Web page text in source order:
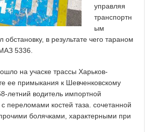
управляя
транспортн
ым
в результате чего тараном
5336.
на учаске трассы Харьков-
ее примыкания к Шевченковскому
летний водитель импортной
с переломами костей таза. сочетанной
болячками, характерными при